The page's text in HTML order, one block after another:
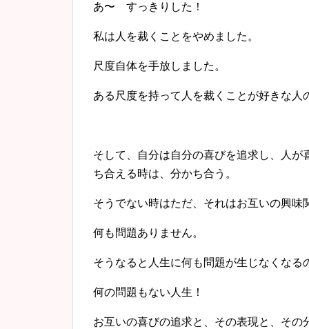
あ〜 すっきりした！
私は人を裁くことをやめました。
尺度自体を手放しました。
ある尺度を持って人を裁くことが好きな
そして、自分は自分の喜びを追求し、人
ち合える時は、分かち合う。
そうでない時はただ、それはお互いの興
何も問題ありません。
そうなると人生に何も問題が生じなくなる
何の問題もない人生！
お互いの喜びの追求と、その表現と、そ